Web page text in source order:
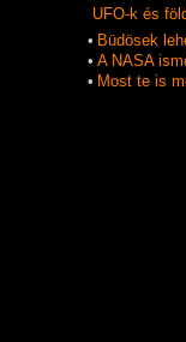
UFO-k és
• Büdösek
• A NASA
• Most te is